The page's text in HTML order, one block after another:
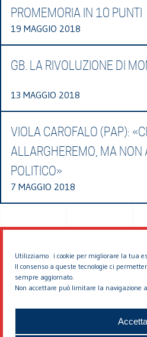
Utilizziamo i cookie per migliorare la tua
Il consenso a queste tecnologie ci
sempre aggiornato.
Non accettare può limitare la navigazione
Accetta
PROMEMORIA IN 10 PUNTI
19 MAGGIO 2018
GB. LA RIVOLUZIONE DI
13 MAGGIO 2018
VIOLA CAROFALO (PAP):
ALLARGHEREMO, MA NON
POLITICO»
7 MAGGIO 2018
© 2026